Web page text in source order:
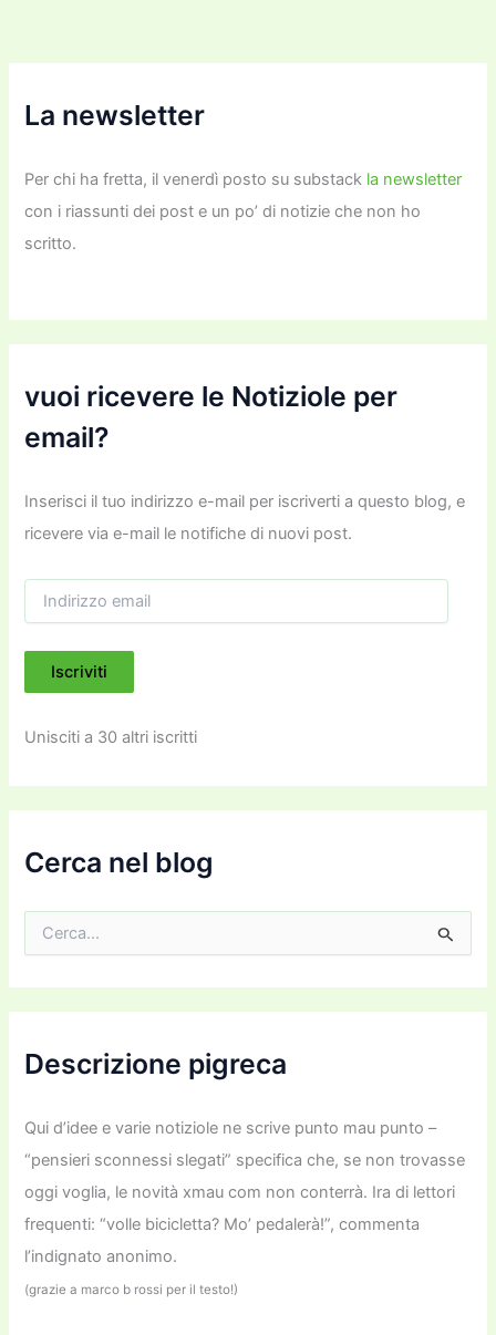
La newsletter
Per chi ha fretta, il venerdì posto su substack la newsletter
con i riassunti dei post e un po’ di notizie che non ho
scritto.
vuoi ricevere le Notiziole per
email?
Inserisci il tuo indirizzo e-mail per iscriverti a questo blog, e
ricevere via e-mail le notifiche di nuovi post.
i
i
z
e
m
i
Iscriviti
Unisciti a 30 altri iscritti
Cerca nel blog
c
a
Descrizione pigreca
Qui d’idee e varie notiziole ne scrive punto mau punto –
“pensieri sconnessi slegati” specifica che, se non trovasse
oggi voglia, le novità xmau com non conterrà. Ira di lettori
frequenti: “volle bicicletta? Mo’ pedalerà!”, commenta
l’indignato anonimo.
(grazie a marco b rossi per il testo!)